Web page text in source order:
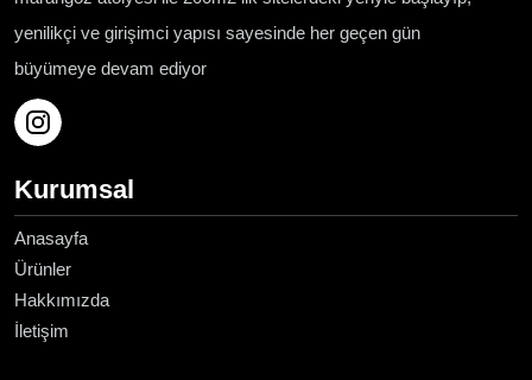
yenilikçi ve girişimci yapısı sayesinde her geçen gün
büyümeye devam ediyor
Kurumsal
Anasayfa
Ürünler
Hakkımızda
İletişim